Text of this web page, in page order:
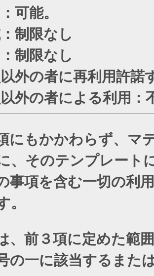
可能。
制限なし
制限なし
外の者に再利用許諾
外の者による利用：
にもかかわらず、マ
、そのテンプレート
事項を含む一切の利
。
、前３項に定めた範
の一に該当するまた